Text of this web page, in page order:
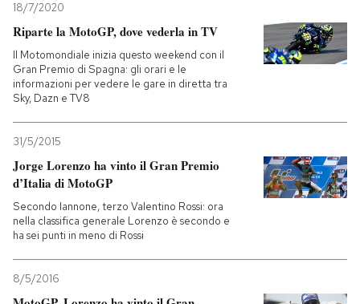
18/7/2020
Riparte la MotoGP, dove vederla in TV
Il Motomondiale inizia questo weekend con il
Gran Premio di Spagna: gli orari e le
informazioni per vedere le gare in diretta tra
Sky, Dazn e TV8
31/5/2015
Jorge Lorenzo ha vinto il Gran Premio
d’Italia di MotoGP
Secondo Iannone, terzo Valentino Rossi: ora
nella classifica generale Lorenzo è secondo e
ha sei punti in meno di Rossi
8/5/2016